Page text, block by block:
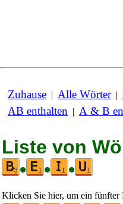
Zuhause | Alle Wörter|
AB enthalten | A & B
Liste von
•
• •
Klicken Sie hier, um ein fünfter